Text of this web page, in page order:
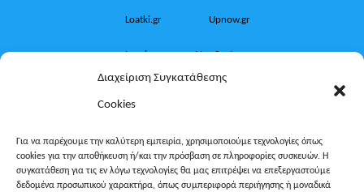
Διαχείριση Συγκατάθεσης
Cookies
Για να παρέχουμε την καλύτερη εμπειρία, χρησιμοποιούμε τεχνολογίες όπως
cookies για την αποθήκευση ή/και την πρόσβαση σε πληροφορίες συσκευών. Η
συγκατάθεση για τις εν λόγω τεχνολογίες θα μας επιτρέψει να επεξεργαστούμε
δεδομένα προσωπικού χαρακτήρα, όπως συμπεριφορά περιήγησης ή μοναδικά
Loatki.gr Upnow.gr
Loveis.gr VresSyntages.gr
Oikotropia.gr ZoumeSpiti.gr